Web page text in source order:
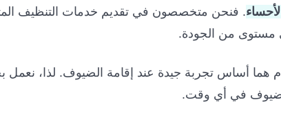
. فنحن متخصصون في تقديم خدمات التنظيف
مستوى من الجودة.
هما أساس تجربة جيدة عند إقامة الضيوف. لذا،
في أي وقت.